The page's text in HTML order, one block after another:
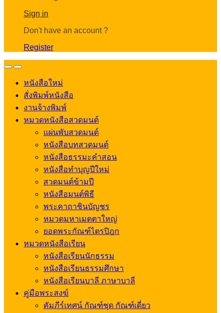
Sign in
Don't have an account ?
Register
OpenClose
หนังสือใหม่
สั่งพิมพ์หนังสือ
งานจ้างพิมพ์
หมวดหนังสือสวดมนต์
แผ่นพับสวดมนต์
หนังสือบทสวดมนต์
หนังสือธรรมะคำสอน
หนังสือทำบุญปีใหม่
สวดมนต์ข้ามปี
หนังสือมนต์พิธี
พระคาถาชินบัญชร
หมวดมหาเมตตาใหญ่
ยอดพระกัณฑ์ไตรปิฎก
หมวดหนังสือเรียน
หนังสือเรียนนักธรรม
หนังสือเรียนธรรมศึกษา
หนังสือเรียนบาลี ภาษาบาลี
คู่มือพระสงฆ์
คัมภีร์เทศน์ กัณฑ์ชุด กัณฑ์เดี่ยว